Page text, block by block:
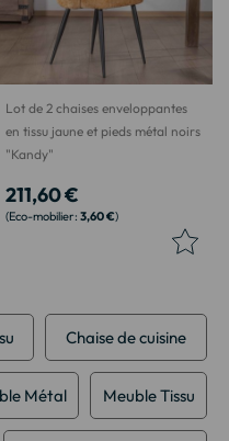
Lot de 2 chaises enveloppantes
en tissu jaune et pieds métal noirs
"Kandy"
211,60 €
3,60 €
Chaise de cuisine
Métal Meuble Tissu